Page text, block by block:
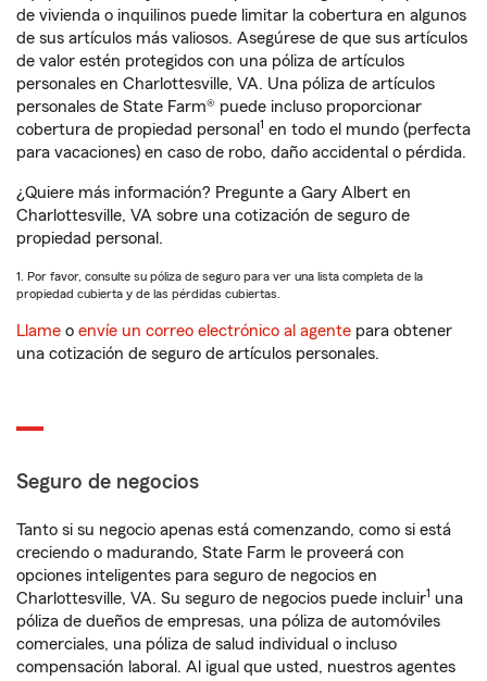
de vivienda o inquilinos puede limitar la cobertura en algunos
de sus artículos más valiosos. Asegúrese de que sus artículos
de valor estén protegidos con una póliza de artículos
personales en Charlottesville, VA. Una póliza de artículos
personales de State Farm® puede incluso proporcionar
cobertura de propiedad personal 1 en todo el mundo (perfecta
para vacaciones) en caso de robo, daño accidental o pérdida.
¿Quiere más información? Pregunte a Gary Albert en
Charlottesville, VA sobre una cotización de seguro de
propiedad personal.
1. Por favor, consulte su póliza de seguro para ver una lista completa de la
propiedad cubierta y de las pérdidas cubiertas.
Llame o envíe un correo electrónico al agente para obtener
una cotización de seguro de artículos personales.
Seguro de negocios
Tanto si su negocio apenas está comenzando, como si está
creciendo o madurando, State Farm le proveerá con
opciones inteligentes para seguro de negocios en
Charlottesville, VA. Su seguro de negocios puede incluir1 una
póliza de dueños de empresas, una póliza de automóviles
comerciales, una póliza de salud individual o incluso
compensación laboral. Al igual que usted, nuestros agentes